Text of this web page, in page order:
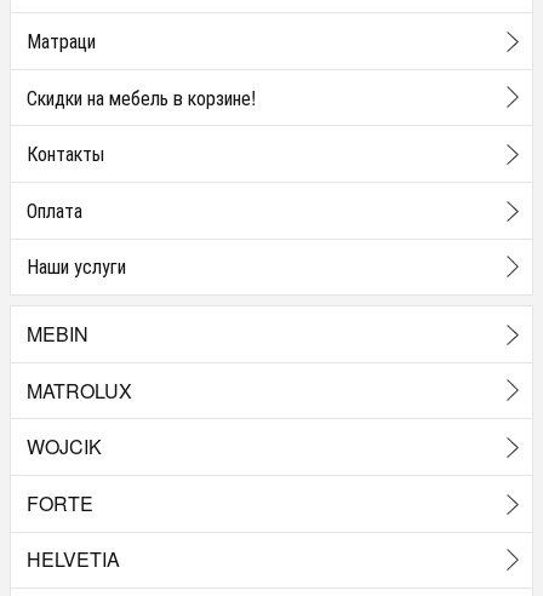
Матраци
Скидки на мебель в корзине!
Контакты
Оплата
Наши услуги
MEBIN
MATROLUX
WOJCIK
FORTE
HELVETIA